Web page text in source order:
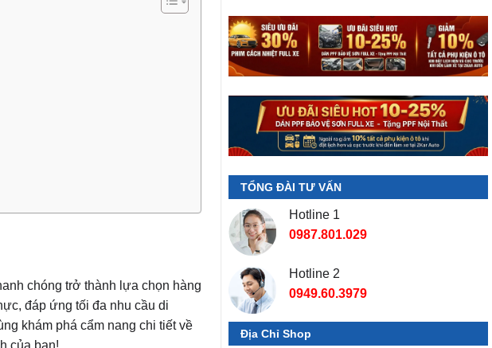
chóng trở thành lựa chọn hàng
đáp ứng tối đa nhu cầu di
khám phá cẩm nang chi tiết về
của bạn!
TỔNG ĐÀI TƯ VẤN
Hotline 1
0987.801.029
Hotline 2
0949.60.3979
Địa Chỉ Shop